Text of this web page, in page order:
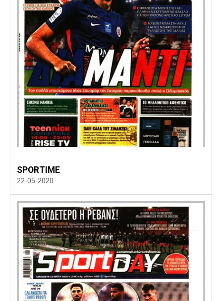
SPORTIME
22-05-2020